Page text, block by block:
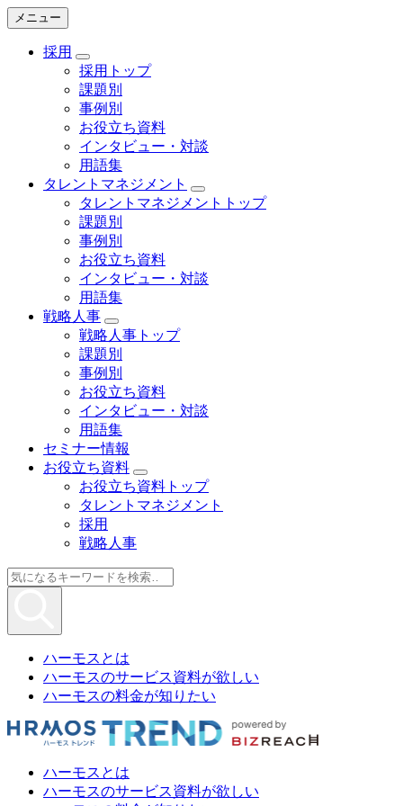
メニュー
採用
採用トップ
課題別
事例別
お役立ち資料
インタビュー・対談
用語集
タレントマネジメント
タレントマネジメントトップ
課題別
事例別
お役立ち資料
インタビュー・対談
用語集
戦略人事
戦略人事トップ
課題別
事例別
お役立ち資料
インタビュー・対談
用語集
セミナー情報
お役立ち資料
お役立ち資料トップ
タレントマネジメント
採用
戦略人事
ハーモスとは
ハーモスのサービス資料が欲しい
ハーモスの料金が知りたい
ハーモスとは
ハーモスのサービス資料が欲しい